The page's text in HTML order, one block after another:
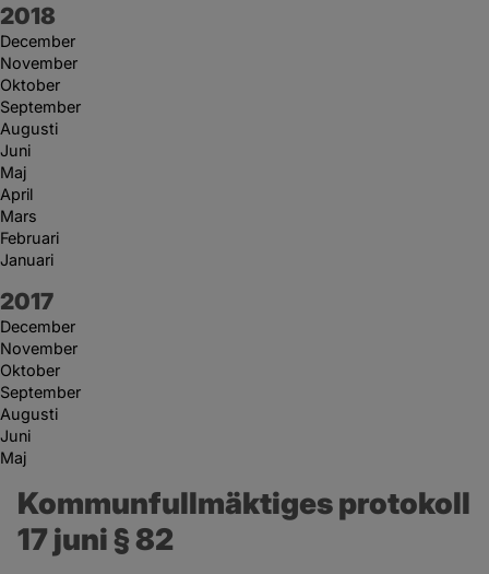
År:
2018
December
November
Oktober
September
Augusti
Juni
Maj
April
Mars
Februari
Januari
År:
2017
December
November
Oktober
September
Augusti
Juni
Maj
Kommunfullmäktiges protokoll
17 juni § 82